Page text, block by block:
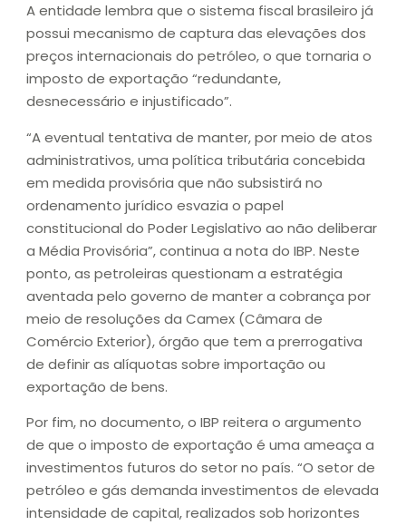
A entidade lembra que o sistema fiscal brasileiro já
possui mecanismo de captura das elevações dos
preços internacionais do petróleo, o que tornaria o
imposto de exportação “redundante,
desnecessário e injustificado”.
“A eventual tentativa de manter, por meio de atos
administrativos, uma política tributária concebida
em medida provisória que não subsistirá no
ordenamento jurídico esvazia o papel
constitucional do Poder Legislativo ao não deliberar
a Média Provisória”, continua a nota do IBP. Neste
ponto, as petroleiras questionam a estratégia
aventada pelo governo de manter a cobrança por
meio de resoluções da Camex (Câmara de
Comércio Exterior), órgão que tem a prerrogativa
de definir as alíquotas sobre importação ou
exportação de bens.
Por fim, no documento, o IBP reitera o argumento
de que o imposto de exportação é uma ameaça a
investimentos futuros do setor no país. “O setor de
petróleo e gás demanda investimentos de elevada
intensidade de capital, realizados sob horizontes